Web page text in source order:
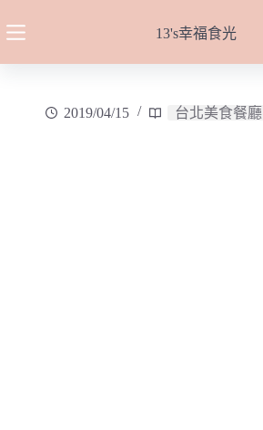
至
13's幸福食光
2019/04/15 台北美食餐廳